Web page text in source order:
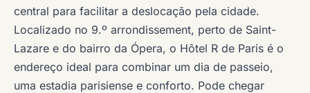
central para facilitar a deslocação pela cidade.
Localizado no 9.º arrondissement, perto de Saint-
Lazare e do bairro da Ópera, o Hôtel R de Paris é o
endereço ideal para combinar um dia de passeio,
uma estadia parisiense e conforto. Pode chegar